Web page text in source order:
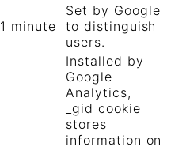
1 minute
Set by Google
to distinguish
users.
Installed by
Google
Analytics,
_gid cookie
stores
information on